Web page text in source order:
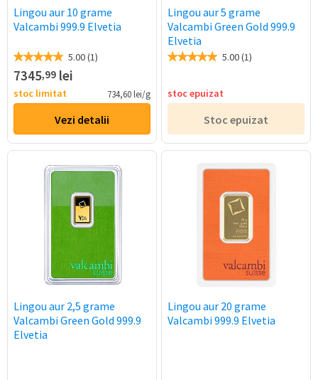
Lingou aur 10 grame
Valcambi 999.9 Elvetia
5.00 (1)
7345,99 lei
stoc limitat 734,60 lei/g
Vezi detalii
Lingou aur 5 grame
Valcambi Green Gold 999.9
Elvetia
5.00 (1)
stoc epuizat
Stoc epuizat
Lingou aur 2,5 grame
Valcambi Green Gold 999.9
Elvetia
Lingou aur 20 grame
Valcambi 999.9 Elvetia